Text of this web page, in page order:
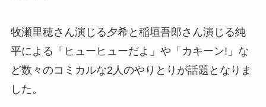
牧瀬里穂さん演じる夕希と稲垣吾郎さん演じる純
平による「ヒューヒューだよ」や「カキーン!」な
ど数々のコミカルな2人のやりとりが話題となりま
した。